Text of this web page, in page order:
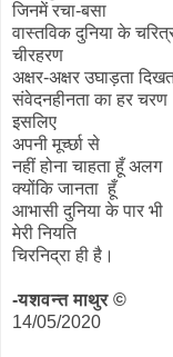
जिनमें रचा-बसा
वास्तविक दुनिया के
चीरहरण
अक्षर-अक्षर उघाड़ता
संवेदनहीनता का हर चरण
इसलिए
अपनी मूर्च्छा से
नहीं होना चाहता हूँ अलग
क्योंकि जानता हूँ
आभासी दुनिया के पार भी
मेरी नियति
चिरनिद्रा ही है।
-यशवन्त माथुर ©
14/05/2020